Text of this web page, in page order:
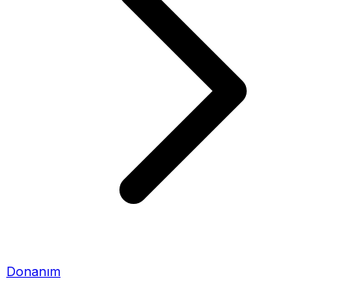
Donanım